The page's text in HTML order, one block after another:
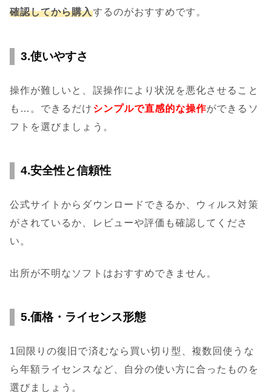
確認してから購入するのがおすすめです。
3.使いやすさ
操作が難しいと、誤操作により状況を悪化させること
も…。できるだけ シンプルで直感的な操作ができるソ
フトを選びましょう。
4.安全性と信頼性
公式サイトからダウンロードできるか、ウィルス対策
がされているか、レビューや評価も確認してくださ
い。
出所が不明なソフトはおすすめできません。
5.価格・ライセンス形態
1回限りの復旧で済むなら買い切り型、複数回使うな
ら年額ライセンスなど、自分の使い方に合ったものを
選びましょう。